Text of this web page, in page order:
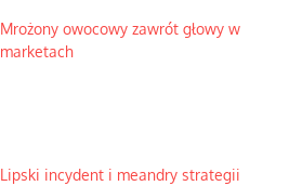
Mrożony owocowy zawrót głowy w
marketach
Lipski incydent i meandry strategii